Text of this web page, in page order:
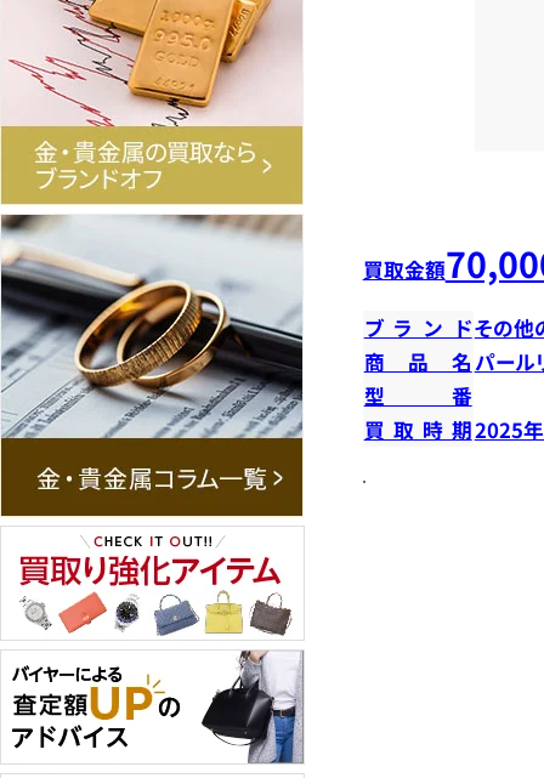
買取金額
ブランドその他
商品名 パール
型番
買取時期2025